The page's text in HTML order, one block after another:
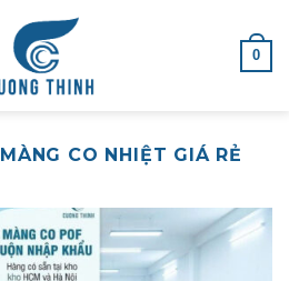
0
MÀNG CO NHIỆT GIÁ RẺ